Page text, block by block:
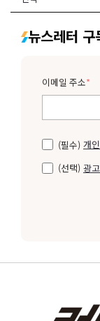
뉴스레터 구
이메일 주소*
(필수) 개
(선택) 광